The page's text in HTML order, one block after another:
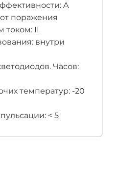
A
поражения
током: II
внутри
Часов:
температур: -20
< 5